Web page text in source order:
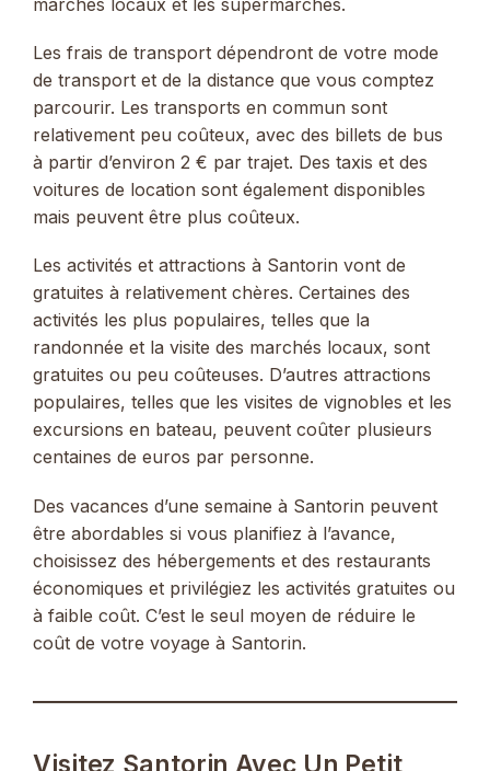
marchés locaux et les supermarchés.
Les frais de transport dépendront de votre mode
de transport et de la distance que vous comptez
parcourir. Les transports en commun sont
relativement peu coûteux, avec des billets de bus
à partir d’environ 2 € par trajet. Des taxis et des
voitures de location sont également disponibles
mais peuvent être plus coûteux.
Les activités et attractions à Santorin vont de
gratuites à relativement chères. Certaines des
activités les plus populaires, telles que la
randonnée et la visite des marchés locaux, sont
gratuites ou peu coûteuses. D’autres attractions
populaires, telles que les visites de vignobles et les
excursions en bateau, peuvent coûter plusieurs
centaines de euros par personne.
Des vacances d’une semaine à Santorin peuvent
être abordables si vous planifiez à l’avance,
choisissez des hébergements et des restaurants
économiques et privilégiez les activités gratuites ou
à faible coût. C’est le seul moyen de réduire le
coût de votre voyage à Santorin.
Visitez Santorin Avec Un Petit